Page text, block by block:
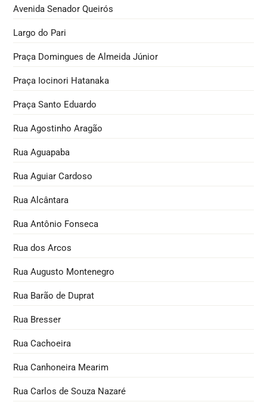
Avenida Senador Queirós
Largo do Pari
Praça Domingues de Almeida Júnior
Praça Iocinori Hatanaka
Praça Santo Eduardo
Rua Agostinho Aragão
Rua Aguapaba
Rua Aguiar Cardoso
Rua Alcântara
Rua Antônio Fonseca
Rua dos Arcos
Rua Augusto Montenegro
Rua Barão de Duprat
Rua Bresser
Rua Cachoeira
Rua Canhoneira Mearim
Rua Carlos de Souza Nazaré